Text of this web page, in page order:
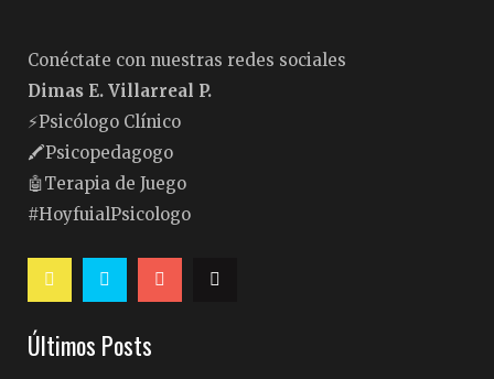
Conéctate con nuestras redes sociales
Dimas E. Villarreal P.
⚡️Psicólogo Clínico
🖍Psicopedagogo
🤖Terapia de Juego
#HoyfuialPsicologo
Últimos Posts